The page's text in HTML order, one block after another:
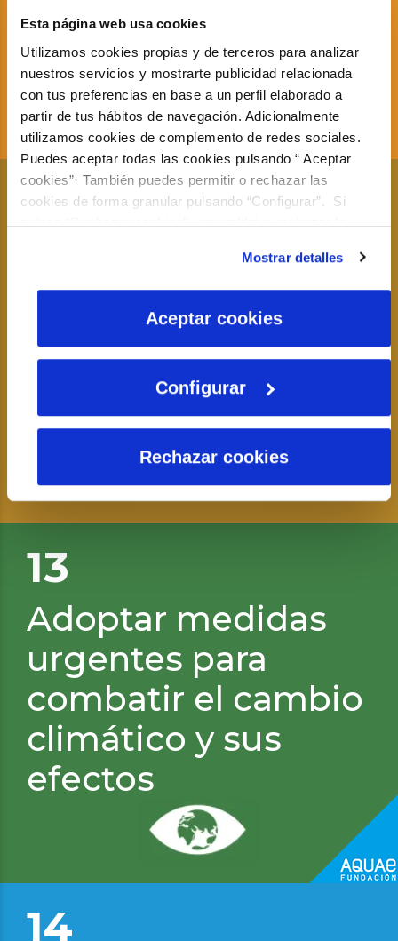
Esta página web usa cookies
Utilizamos cookies propias y de terceros para analizar
nuestros servicios y mostrarte publicidad relacionada
con tus preferencias en base a un perfil elaborado a
partir de tus hábitos de navegación. Adicionalmente
utilizamos cookies de complemento de redes sociales.
Puedes aceptar todas las cookies pulsando “ Aceptar
cookies”· También puedes permitir o rechazar las
cookies de forma granular pulsando “Configurar”. Si
pulsas “Rechazar cookies”, equivaldrá a rechazar la
son indispensables para que el sitio web funcione y que
por tanto no se pueden desactivar. Puedes consultar
Política de Cookies
Mostrar detalles
Aceptar cookies
Configurar
Rechazar cookies
resilientes y
sostenibles
12
modalidades de
consumo y
producción
sostenibles
13
Adoptar medidas
urgentes para
combatir el cambio
climático y sus
efectos
Sembrando Oxígeno
14